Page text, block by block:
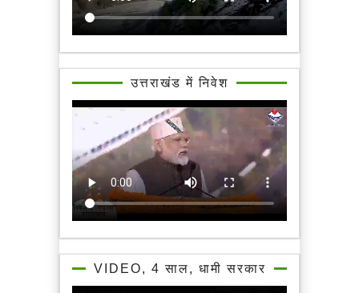
उत्तराखंड में निवेश
VIDEO, 4 साल, धामी सरकार